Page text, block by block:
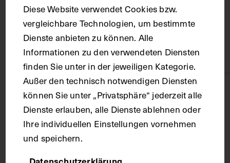
Material
Karton
Technik
Fotografie
Maße
Diese Website verwendet Cookies bzw.
vergleichbare Technologien, um bestimmte
Dienste anbieten zu können. Alle
Informationen zu den verwendeten Diensten
finden Sie unter in der jeweiligen Kategorie.
Außer den technisch notwendigen Diensten
können Sie unter „Privatsphäre“ jederzeit alle
Dienste erlauben, alle Dienste ablehnen oder
Ihre individuellen Einstellungen vornehmen
und speichern.